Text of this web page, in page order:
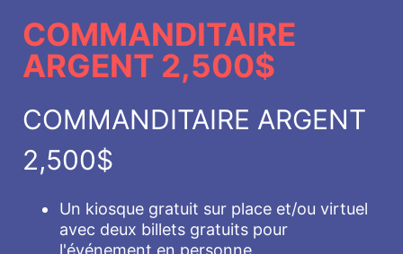
COMMANDITAIRE
ARGENT 2,500$
COMMANDITAIRE ARGENT
2,500$
Un kiosque gratuit sur place et/ou virtuel
avec deux billets gratuits pour
l'événement en personne.